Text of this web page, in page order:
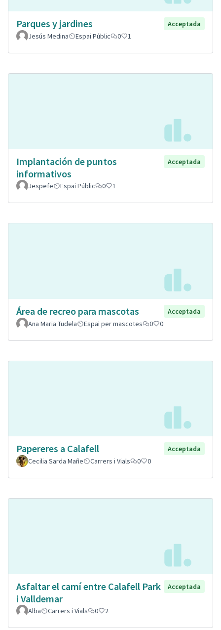
Parques y jardines
Acceptada
Jesús Medina
Espai Públic 0 1
Implantación de puntos
informativos
Acceptada
Jespefe Espai Públic 0 1
Área de recreo para mascotas
Acceptada
Ana Maria Tudela
Espai per mascotes 0 0
Papereres a Calafell
Acceptada
Cecilia Sarda Mañe
Carrers i Vials 0 0
Asfaltar el camí entre Calafell Park
i Valldemar
Acceptada
Alba Carrers i Vials 0 2